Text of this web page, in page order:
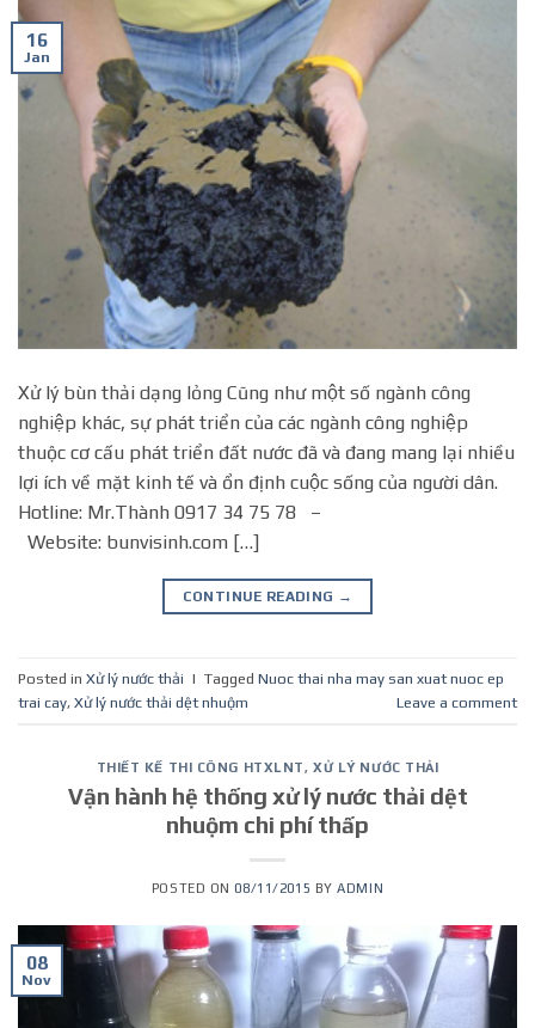
16
Jan
Xử lý bùn thải dạng lỏng Cũng như một số ngành công
nghiệp khác, sự phát triển của các ngành công nghiệp
thuộc cơ cấu phát triển đất nước đã và đang mang lại nhiều
lợi ích về mặt kinh tế và ổn định cuộc sống của người dân.
Hotline: Mr.Thành 0917 34 75 78 –
Website: bunvisinh.com […]
CONTINUE READING →
Posted in Xử lý nước thải | Tagged Nuoc thai nha may san xuat nuoc ep
trai cay, Xử lý nước thải dệt nhuộm Leave a comment
THIẾT KẾ THI CÔNG HTXLNT,XỬ LÝ NƯỚC THẢI
Vận hành hệ thống xử lý nước thải dệt
nhuộm chi phí thấp
POSTED ON 08/11/2015 BYADMIN
08
Nov